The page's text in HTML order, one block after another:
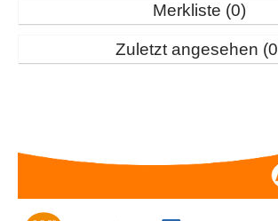
Merkliste 0
Zuletzt angesehen 0